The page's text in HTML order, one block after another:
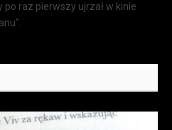
po raz pierwszy ujrzał w kinie